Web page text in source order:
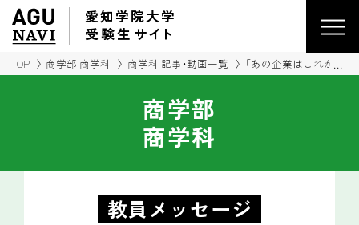
愛知学院大学
受験生 サイ ト
TOP 商学部 商学科 商学科 記事・動画一覧 「あの企業はこれからど
商学部
商学科
教員メッセージ